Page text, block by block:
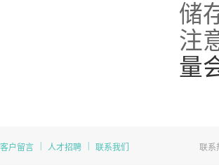
储
注
量
客户留言 人才招聘 联系我们 联系